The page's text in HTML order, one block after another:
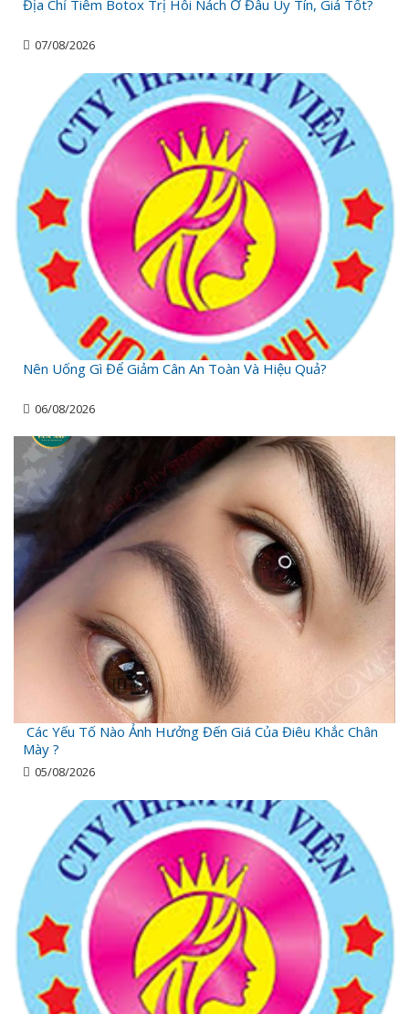
Địa Chỉ Tiêm Botox Trị Hôi Nách Ở Đâu Uy Tín, Giá Tốt?
07/08/2026
Nên Uống Gì Để Giảm Cân An Toàn Và Hiệu Quả?
06/08/2026
Các Yếu Tố Nào Ảnh Hưởng Đến Giá Của Điêu Khắc Chân
Mày ?
05/08/2026